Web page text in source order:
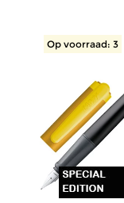
Op voorraad: 3